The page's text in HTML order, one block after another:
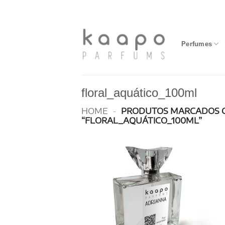
Perfumes
floral_aquático_100ml
HOME - PRODUTOS MARCADOS
“FLORAL_AQUÁTICO_100ML”